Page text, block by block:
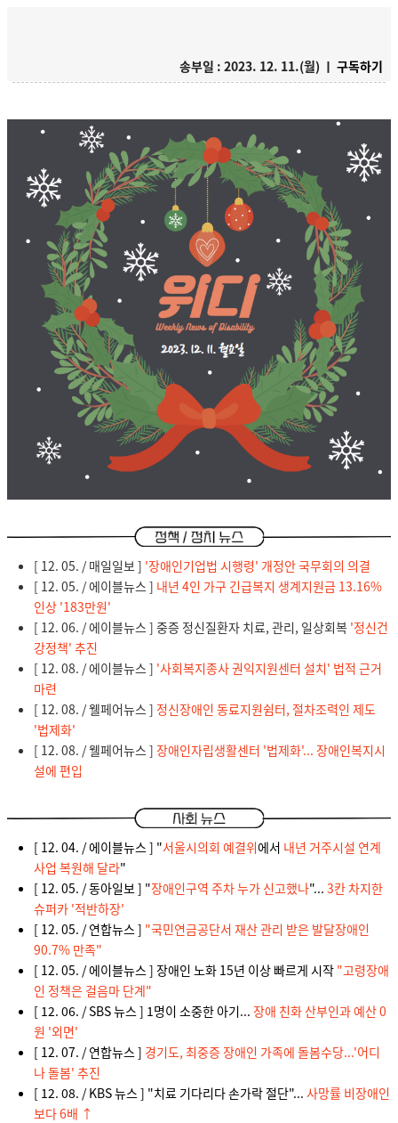
송부일 : 2023. 12. 11.(월) ㅣ 구독하기
[ 12. 05. / 매일일보 ] '장애인기업법 시행령' 개정안 국무회의 의결
[ 12. 05. / 에이블뉴스 ] 내년 4인 가구 긴급복지 생계지원금 13.16%
인상 '183만원'
[ 12. 06. / 에이블뉴스 ] 중증 정신질환자 치료, 관리, 일상회복 '정신건
강정책' 추진
[ 12. 08. / 에이블뉴스 ] '사회복지종사 권익지원센터 설치' 법적 근거
마련
[ 12. 08. / 웰페어뉴스 ] 정신장애인 동료지원쉼터, 절차조력인 제도
'법제화'
[ 12. 08. / 웰페어뉴스 ] 장애인자립생활센터 '법제화'... 장애인복지시
설에 편입
[ 12. 04. / 에이블뉴스 ] "서울시의회 예결위에서 내년 거주시설 연계
사업 복원해 달라"
[ 12. 05. / 동아일보 ] "장애인구역 주차 누가 신고했나"... 3칸 차지한
슈퍼카 '적반하장'
[ 12. 05. / 연합뉴스 ] "국민연금공단서 재산 관리 받은 발달장애인
90.7% 만족"
[ 12. 05. / 에이블뉴스 ] 장애인 노화 15년 이상 빠르게 시작 "고령장애
인 정책은 걸음마 단계"
[ 12. 06. / SBS 뉴스 ] 1명이 소중한 아기... 장애 친화 산부인과 예산 0
원 '외면'
[ 12. 07. / 연합뉴스 ] 경기도, 최중증 장애인 가족에 돌봄수당...'어디
나 돌봄' 추진
[ 12. 08. / KBS 뉴스 ] "치료 기다리다 손가락 절단"... 사망률 비장애인
보다 6배 ↑